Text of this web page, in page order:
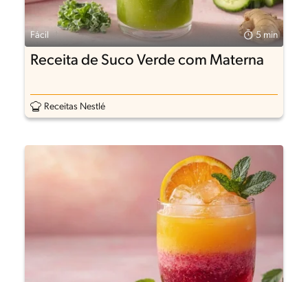
Fácil 5 min
Receita de Suco Verde com Materna
Receitas Nestlé